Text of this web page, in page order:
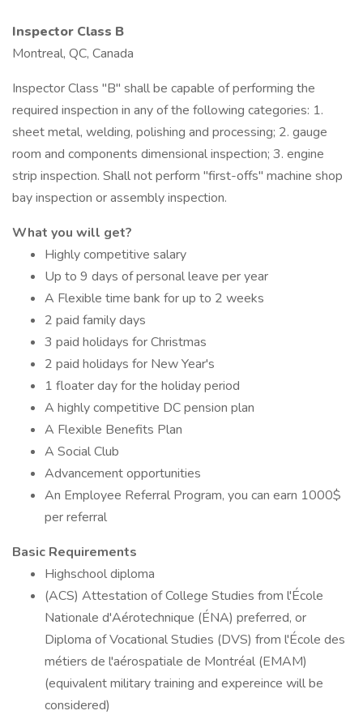
Inspector Class B
Montreal, QC, Canada
Inspector Class "B" shall be capable of performing the
required inspection in any of the following categories: 1.
sheet metal, welding, polishing and processing; 2. gauge
room and components dimensional inspection; 3. engine
strip inspection. Shall not perform "first-offs" machine shop
bay inspection or assembly inspection.
What you will get?
Highly competitive salary
Up to 9 days of personal leave per year
A Flexible time bank for up to 2 weeks
2 paid family days
3 paid holidays for Christmas
2 paid holidays for New Year's
1 floater day for the holiday period
A highly competitive DC pension plan
A Flexible Benefits Plan
A Social Club
Advancement opportunities
An Employee Referral Program, you can earn 1000$
per referral
Basic Requirements
Highschool diploma
(ACS) Attestation of College Studies from l'École
Nationale d'Aérotechnique (ÉNA) preferred, or
Diploma of Vocational Studies (DVS) from l'École des
métiers de l'aérospatiale de Montréal (EMAM)
(equivalent military training and expereince will be
considered)